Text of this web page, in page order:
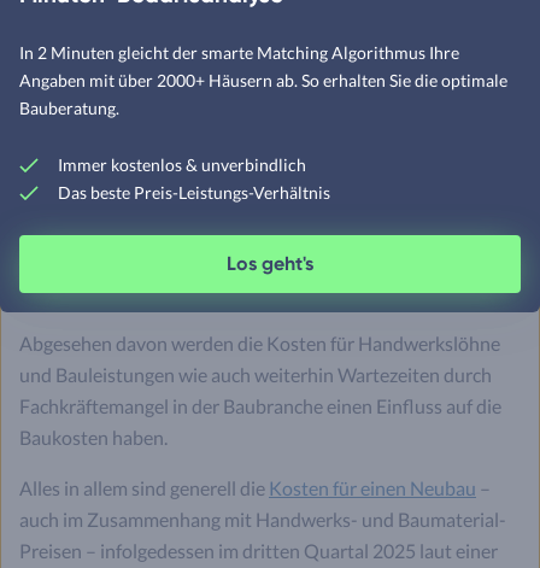
Preissteigerungen der Vorjahre einen empfindlichen
Nachfrage-Rückgang erlebt, was 2026 noch immer zu
vermehrt offenen Kapazitäten bei den Baufirmen führt – und
Hausbau-Kosten.
Gerade diese Faktoren haben wiederum einen nachhaltigen
Effekt auf die Baustoffpreise, was wiederum eine
Auswirkung auf die Kosten beim Hausbau zeigen sollte.
Abgesehen davon werden die Kosten für Handwerkslöhne
und Bauleistungen wie auch weiterhin Wartezeiten durch
Fachkräftemangel in der Baubranche einen Einfluss auf die
Baukosten haben.
Alles in allem sind generell die Kosten für einen Neubau –
auch im Zusammenhang mit Handwerks- und Baumaterial-
Preisen – infolgedessen im dritten Quartal 2025 laut einer
In 2 Minuten gleicht der smarte Matching Algorithmus Ihre
Angaben mit über 2000+ Häusern ab. So erhalten Sie die optimale
Bauberatung.
Immer kostenlos & unverbindlich
Das beste Preis-Leistungs-Verhältnis
Los geht's